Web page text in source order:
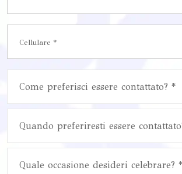
Come preferisci essere contattato? *
Quando preferiresti essere
Quale occasione desideri celebrare? *